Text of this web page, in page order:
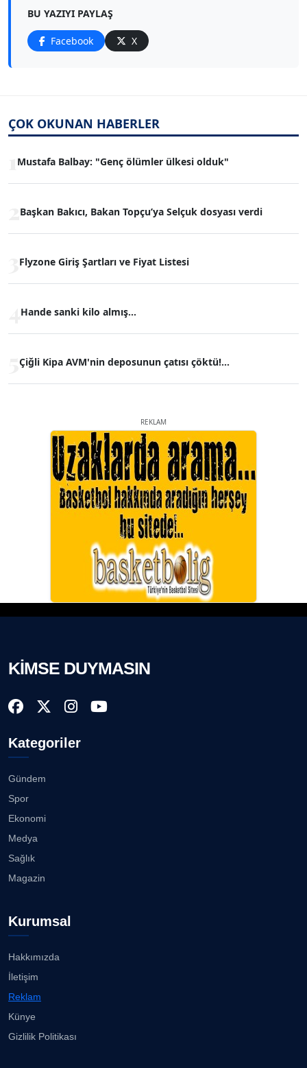
BU YAZIYI PAYLAŞ
Facebook X
ÇOK OKUNAN HABERLER
Mustafa Balbay: "Genç ölümler ülkesi olduk"
Başkan Bakıcı, Bakan Topçu’ya Selçuk dosyası verdi
Flyzone Giriş Şartları ve Fiyat Listesi
Hande sanki kilo almış...
Çiğli Kipa AVM'nin deposunun çatısı çöktü!...
REKLAM
KİMSE DUYMASIN
Kategoriler
Gündem
Spor
Ekonomi
Medya
Sağlık
Magazin
Kurumsal
Hakkımızda
İletişim
Reklam
Künye
Gizlilik Politikası